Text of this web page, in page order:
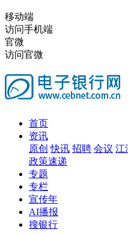
移动端
访问手机端
官微
访问官微
首页
资讯
原创 快讯 招聘 会议 江
政策速递
专题
专栏
宣传年
AI播报
搜银行